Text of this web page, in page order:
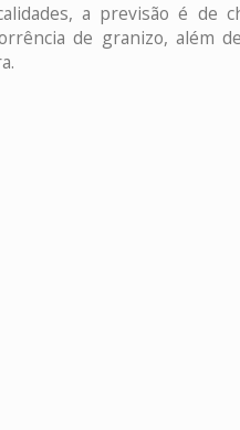
a previsão é
de granizo, além